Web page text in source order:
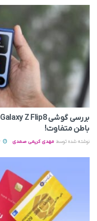
باطن متفاوت!
نوشته شده توسط مهدی کریمی صمدی